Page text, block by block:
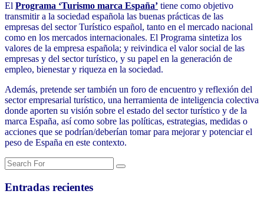
El Programa ‘Turismo marca España’ tiene como objetivo
transmitir a la sociedad española las buenas prácticas de las
empresas del sector Turístico español, tanto en el mercado nacional
como en los mercados internacionales. El Programa sintetiza los
valores de la empresa española; y reivindica el valor social de las
empresas y del sector turístico, y su papel en la generación de
empleo, bienestar y riqueza en la sociedad.
Además, pretende ser también un foro de encuentro y reflexión del
sector empresarial turístico, una herramienta de inteligencia colectiva
donde aporten su visión sobre el estado del sector turístico y de la
marca España, así como sobre las políticas, estrategias, medidas o
acciones que se podrían/deberían tomar para mejorar y potenciar el
peso de España en este contexto.
Entradas recientes